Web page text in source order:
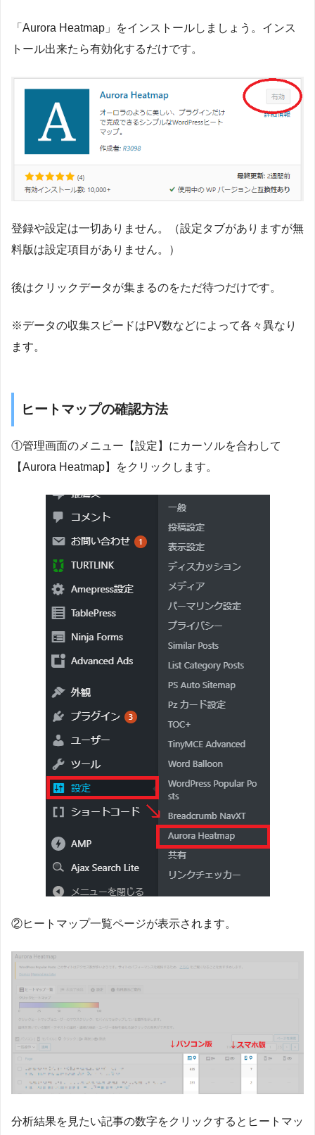
「Aurora Heatmap」をインストールしましょう。インス
トール出来たら有効化するだけです。
登録や設定は一切ありません。（設定タブがありますが無
料版は設定項目がありません。）
後はクリックデータが集まるのをただ待つだけです。
※データの収集スピードはPV数などによって各々異なり
ます。
ヒートマップの確認方法
①管理画面のメニュー【設定】にカーソルを合わして
【Aurora Heatmap】をクリックします。
②ヒートマップ一覧ページが表示されます。
分析結果を見たい記事の数字をクリックするとヒートマッ